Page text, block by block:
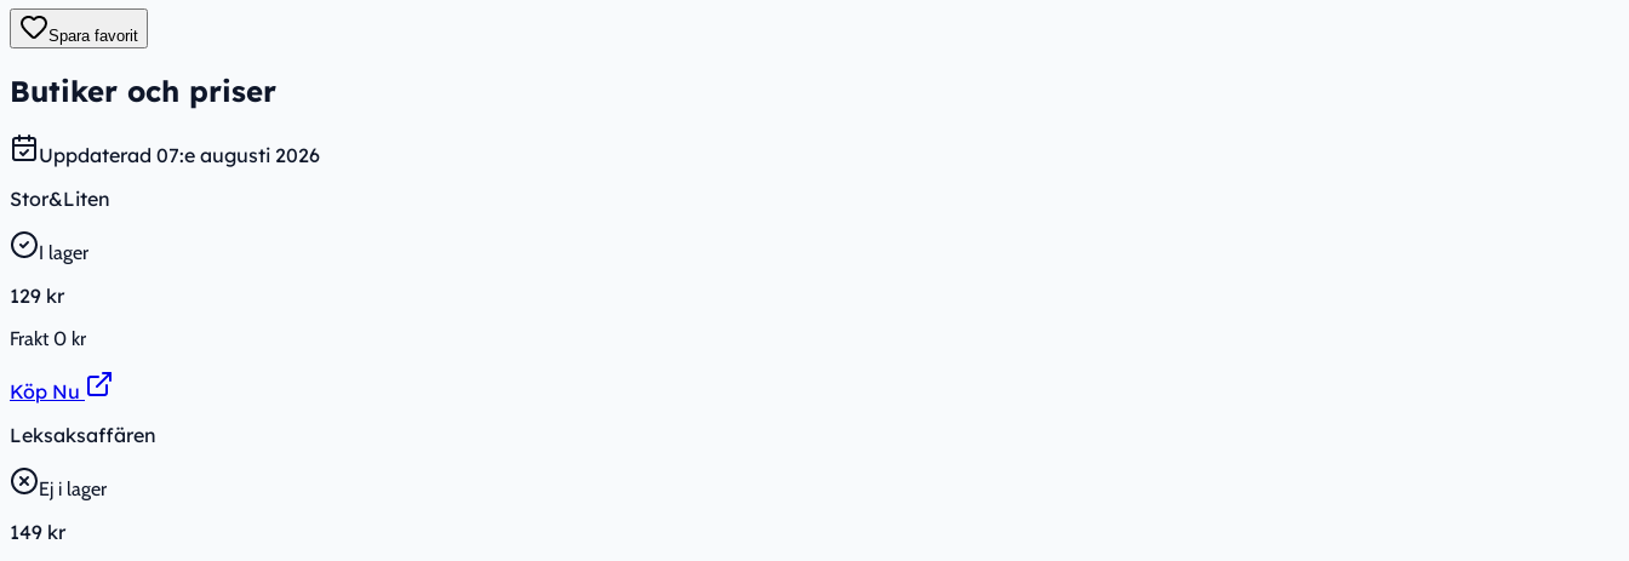
Spara favorit
Butiker och priser
Uppdaterad 07:e augusti 2026
Stor&Liten
I lager
129 kr
Frakt0 kr
Köp Nu
Leksaksaffären
Ej i lager
149 kr